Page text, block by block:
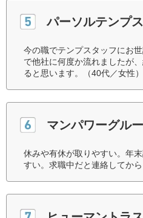
パーソルテンプ
今の職でテンプスタッフにお
で他社に何度か流れましたが
ると思います。（40代／女性）
マンパワーグル
休みや有休が取りやすい。年
すい。求職中だと連絡してか